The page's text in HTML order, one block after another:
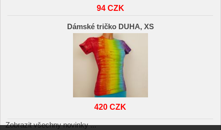
94 CZK
Dámské tričko DUHA, XS
420 CZK
Zobrazit všechny novinky ...